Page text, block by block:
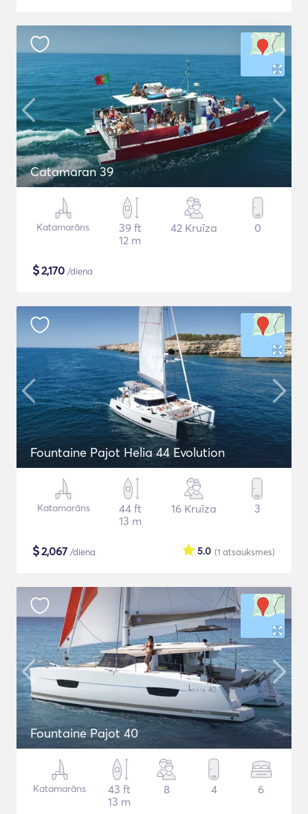
Catamaran 39
Katamarāns
39 ft
12 m
42 Kruīza 0
$2,170 /diena
Fountaine Pajot Helia 44 Evolution
Katamarāns
44 ft
13 m
16 Kruīza 3
$2,067 /diena (1 atsauksmes)
5.0
Fountaine Pajot 40
Katamarāns
43 ft
13 m
8 4 6